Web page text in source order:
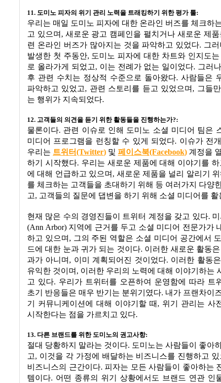
11. 도미노 피자의 위기 관리 노력을 트래킹하기 위한 평가 툴:
우리는 매일 도미노 피자에 대한 온라인 버즈를 체크하
고 있으며 , 새로운 광고 캠페인을 펼치거나 새로운 제
련 온라인 버즈가 많아지는 것을 파악하고 있었다. 그
발생한 첫 주동안, 도미노 피자에 대한 차트와 인지도
로 올라가게 되었고, 이는 전례가 없는 일이었다. 그러
후 관련 수치는 정상적 수준으로 돌아왔다. 사람들은
파악하고 있었고, 관련 스토리를 듣고 있었으며 , 그들
는 행위가 지속되었다.
12. 고객들의 의견을 듣기 위한 활동들을 진행하는가?:
물론이다. 관련 이슈로 인해 도미노 소셜 미디어 팀은
미디어 프로그램을 런칭할 수 있게 되었다. 이슈가 전
우리는 트위터(Twitter) 및 페이스북(Facebook) 계정을
하기 시작했다. 우리는 새로운 제품에 대해 이야기를
에 대해 언급하고 있으며 , 새로운 제품을 널리 알리기
를 체크하는 고객들을 초대하기 위해 등 여러가지 다양
고, 고객들의 질문에 댑변을 하기 위해 소셜 미디어를
현재 많은 수의 경영진들이 트위터 계정을 갖고 있다.
(Ann Arbor) 지역에 근거를 두고 소셜 미디어 전문가가
하고 있으며 , 그의 주된 역할은 소셜 미디어 공간에서
드에 대한 눈과 귀가 되는 것이다. 이러한 새로운 활동
과가 아니며 , 이미 계획되어진 것이었다. 이러한 활동
유익한 것이며 , 이러한 우리의 노력에 대해 이야기하는
고 있다. 우리가 트위터를 오픈하여 운영함에 따라 트
초기 반응들은 매우 반기는 분위기였다. 내가 프랜차이
기 커뮤니케이션에 대해 이야기할 때 , 위기 관리는 사
시작한다는 점을 가르치고 있다.
13. 다른 브랜드를 위한 도미노의 권고사항:
절대 당황하지 말라는 것이다. 도미노는 사람들이 좋아
고, 이것을 각 가정에 배달하는 비즈니스를 진행하고
비즈니스의 근간이다. 피자는 모든 사람들이 좋아하는
템이다. 어떤 종류의 위기 상황에서도 브랜드 연관 인